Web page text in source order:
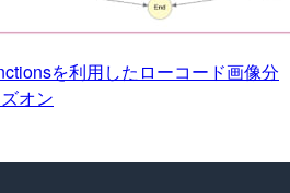
を利用したローコード画像分
オン